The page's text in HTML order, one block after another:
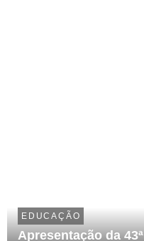
EDUCAÇÃO
Apresentação da